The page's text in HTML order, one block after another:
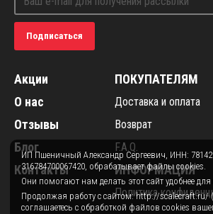
Подписаться
Акции
О нас
Отзывы
Блог
Контакты
ПОКУПАТЕЛЯМ
Доставка и оплата
Возврат
F.A.Q.
ИНФОРМАЦИЯ
Политика
ИП Пшеничный Александр Сергеевич, ИНН:
316784700067420, обрабатывает файлы cookies.
Они помогают нам делать этот сайт удобнее для
Продолжая работу с сайтом: http://scalecraft.ru/
соглашаетесь с обработкой файлов cookies